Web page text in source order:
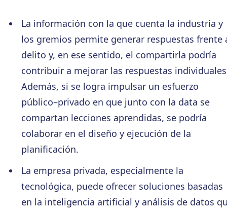
La información con la que cuenta la industria y
los gremios permite generar respuestas frente
delito y, en ese sentido, el compartirla podría
contribuir a mejorar las respuestas
Además, si se logra impulsar un esfuerzo
público–privado en que junto con la data se
compartan lecciones aprendidas, se podría
colaborar en el diseño y ejecución de la
planificación.
La empresa privada, especialmente la
tecnológica, puede ofrecer soluciones basadas
en la inteligencia artificial y análisis de datos